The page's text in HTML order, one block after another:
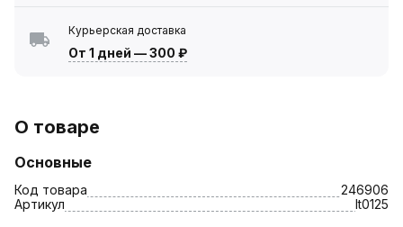
Курьерская доставка
От 1 дней —300 ₽
О товаре
Основные
Код товара
246906
Артикул
lt0125